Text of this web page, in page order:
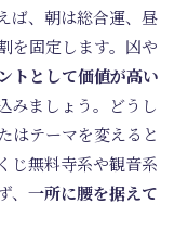
ば、朝は総合運、昼
を固定します。凶や
トとして価値が高い
みましょう。どうし
はテーマを変えると
じ無料寺系や観音系
一所に腰を据えて